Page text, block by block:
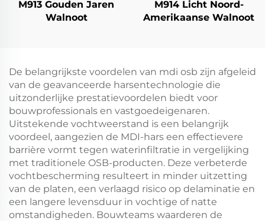
M913 Gouden Jaren
Walnoot
M914 Licht Noord-
Amerikaanse Walnoot
De belangrijkste voordelen van mdi osb zijn afgeleid
van de geavanceerde harsentechnologie die
uitzonderlijke prestatievoordelen biedt voor
bouwprofessionals en vastgoedeigenaren.
Uitstekende vochtweerstand is een belangrijk
voordeel, aangezien de MDI-hars een effectievere
barrière vormt tegen waterinfiltratie in vergelijking
met traditionele OSB-producten. Deze verbeterde
vochtbescherming resulteert in minder uitzetting
van de platen, een verlaagd risico op delaminatie en
een langere levensduur in vochtige of natte
omstandigheden. Bouwteams waarderen de